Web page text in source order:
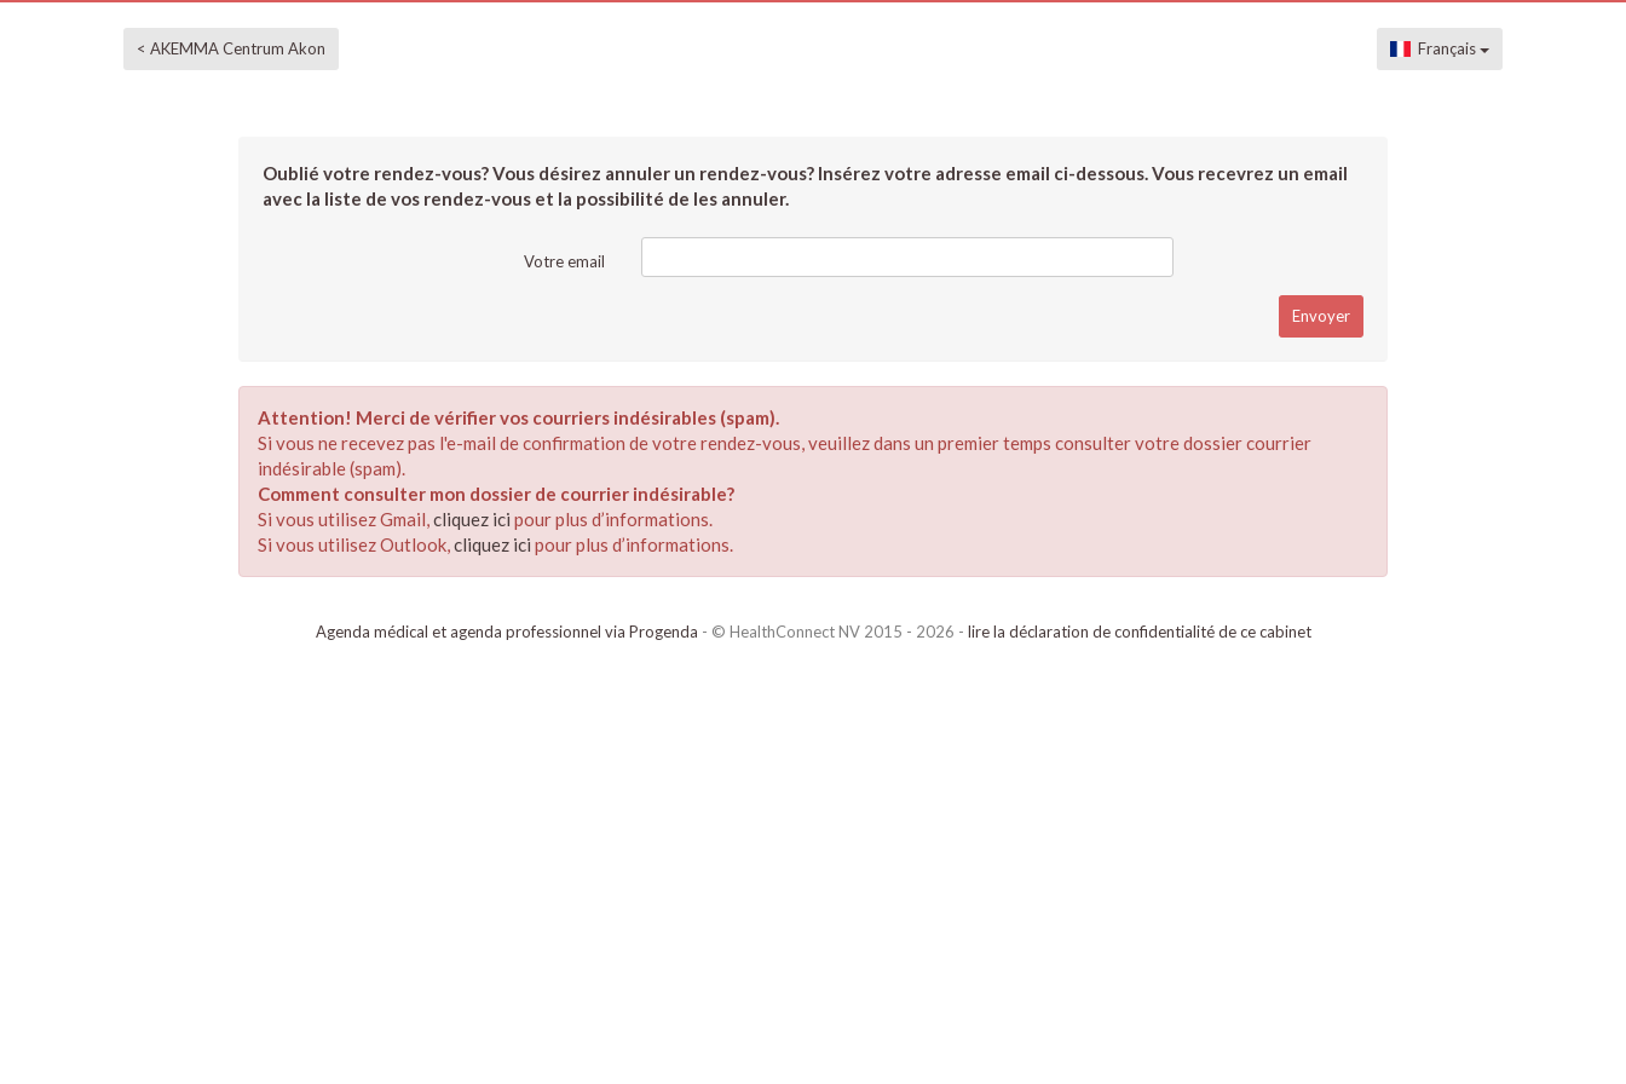
< AKEMMA Centrum Akon Français
Oublié votre rendez-vous? Vous désirez annuler un rendez-vous? Insérez votre adresse email ci-dessous. Vous recevrez un email
avec la liste de vos rendez-vous et la possibilité de les annuler.
Votre email
Attention! Merci de vérifier vos courriers indésirables (spam).
Si vous ne recevez pas l'e-mail de confirmation de votre rendez-vous, veuillez dans un premier temps consulter votre dossier courrier
indésirable (spam).
Comment consulter mon dossier de courrier indésirable?
Si vous utilisez Gmail,cliquez ici pour plus d’informations.
Si vous utilisez Outlook,cliquez ici pour plus d’informations.
Agenda médical et agenda professionnel via Progenda - © HealthConnect NV 2015 - 2026 - lire la déclaration de confidentialité de ce cabinet